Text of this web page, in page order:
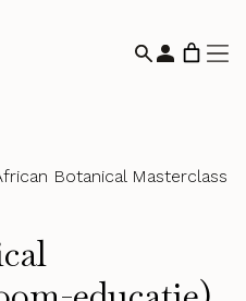
Botanical Masterclass